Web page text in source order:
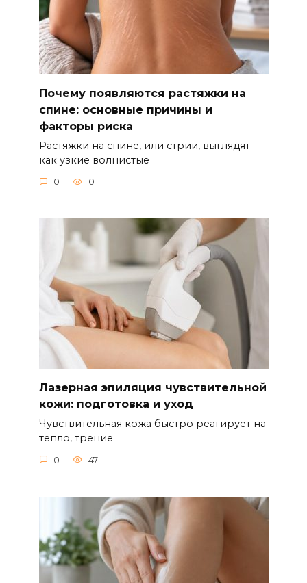
Почему появляются растяжки на
спине: основные причины и
факторы риска
Растяжки на спине, или стрии, выглядят
как узкие волнистые
0 0
Лазерная эпиляция чувствительной
кожи: подготовка и уход
Чувствительная кожа быстро реагирует на
тепло, трение
0 47